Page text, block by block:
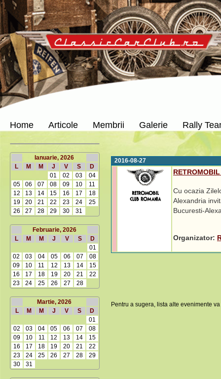
Home Articole Membrii Galerie Rally
Ianuarie, 2026
L
M M J V S
D
01
02 03
04
05
06 07 08 09 10
11
12
13 14 15 16 17
18
19
20 21 22 23 24
25
26
27 28 29 30 31
Februarie, 2026
L
M M J V S
D
01
02
03 04 05 06 07
08
09
10 11 12 13 14
15
16
17 18 19 20 21
22
23
24 25 26 27 28
Martie, 2026
L
M M J V S
D
01
02
03 04 05 06 07
08
09
10 11 12 13 14
15
16
17 18 19 20 21
22
23
24 25 26 27 28
29
30
31
2016-08-27
Cu ocazia
Alexandria
Bucuresti-
Organizator:
Pentru a sugera, lista alte evenimente